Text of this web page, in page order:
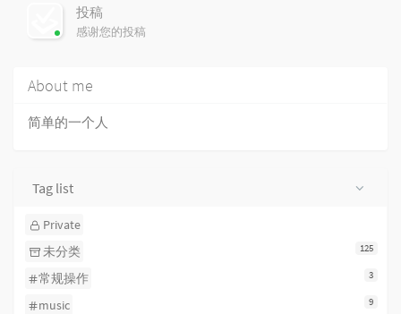
投稿
感谢您的投稿
About me
简单的一个人
Tag list
Private
未分类
125
3
常规操作
9
music